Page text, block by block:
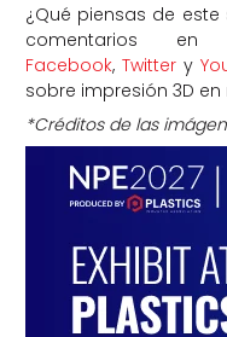
¿Qué piensas de
comentarios en
Facebook, Twittery
sobre impresión 3D en
*Créditos de las